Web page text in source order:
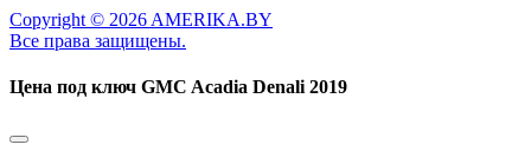
Copyright © 2026 AMERIKA.BY
Все права защищены.
Цена под ключ GMC Acadia Denali 2019